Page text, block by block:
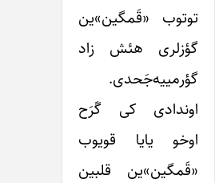
توتوب «قَمگین»ین
گؤزلری هئش زاد
گؤرمییه‌جَحدی.
اوندادی کی گَرَح
اوخو یایا قویوب
«قَمگین»ین قلبین